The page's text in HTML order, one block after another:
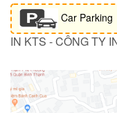
Car Parking
IN KTS - CÔNG TY